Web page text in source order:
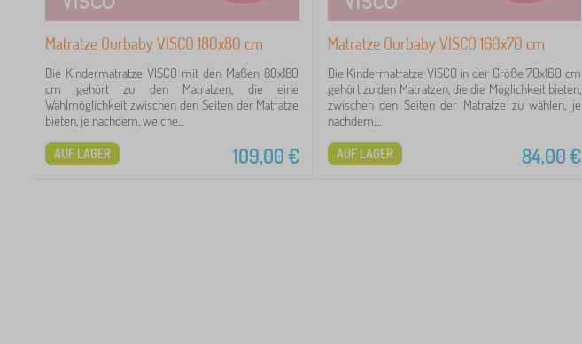
Matratze Ourbaby VISCO 180x80 cm
Die Kindermatratze VISCO mit den Maßen 80x180
cm gehört zu den Matratzen, die eine
Wahlmöglichkeit zwischen den Seiten der Matratze
bieten, je nachdem, welche...
109,00€
AUF LAGER
Matratze Ourbaby VISCO 160x70 cm
Die Kindermatratze VISCO in der Größe 70x160 cm
gehört zu den Matratzen, die die Möglichkeit bieten,
zwischen den Seiten der Matratze zu wählen, je
nachdem,...
84,00€
AUF LAGER